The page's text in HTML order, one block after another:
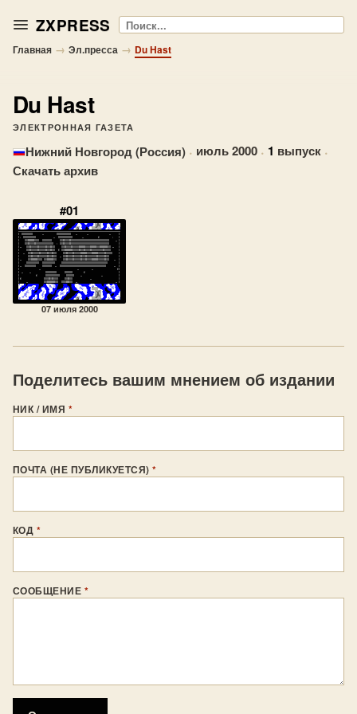
ZXPRESS Поиск
Главная → Эл.пресса → Du Hast
Du Hast
ЭЛЕКТРОННАЯ ГАЗЕТА
Нижний Новгород (Россия) · июль 2000 · 1 выпуск ·
Скачать архив
#01
07 июля 2000
Поделитесь вашим мнением об издании
НИК / ИМЯ *
ПОЧТА (НЕ ПУБЛИКУЕТСЯ)*
КОД *
СООБЩЕНИЕ *